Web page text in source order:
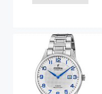
Posledná aktualizácia dnes o 01:01